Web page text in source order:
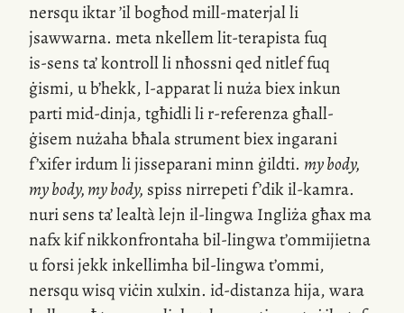
nersqu iktar ’il bogħodmill-materjalli
jsawwarna. meta nkellemlit-terapistafuq
is-sensta’ kontroll li nħossni qed nitlef fuq
ġismi, u b’hekk,l-apparatli nuża biex inkun
partimid-dinja, tgħidli lir-referenzagħall-
ġisem nużaha bħala strument biex ingarani
f’xifer irdum li jisseparani minn ġildti. my body,
my body, my body, spiss nirrepeti f’dikil-kamra.
nuri sens ta’ lealtà lejn il-lingwaIngliża għax ma
nafx kif nikkonfrontahabil-lingwat’ommijietna
u forsi jekk inkellimhabil-lingwat’ommi,
nersqu wisq viċin xulxin. id-distanzahija, wara